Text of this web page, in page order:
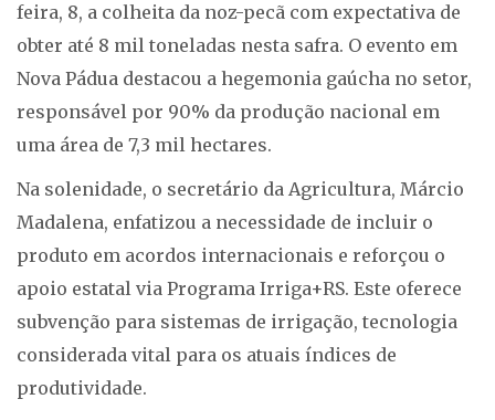
feira, 8, a colheita da noz-pecã com expectativa de
obter até 8 mil toneladas nesta safra. O evento em
Nova Pádua destacou a hegemonia gaúcha no setor,
responsável por 90% da produção nacional em
uma área de 7,3 mil hectares.
Na solenidade, o secretário da Agricultura, Márcio
Madalena, enfatizou a necessidade de incluir o
produto em acordos internacionais e reforçou o
apoio estatal via Programa Irriga+RS. Este oferece
subvenção para sistemas de irrigação, tecnologia
considerada vital para os atuais índices de
produtividade.